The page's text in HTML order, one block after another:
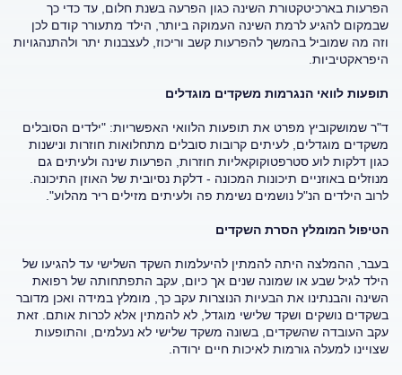
הפרעות בארכיטקטורת השינה כגון הפרעה בשנת חלום, עד כדי כך
שבמקום להגיע לרמת השינה העמוקה ביותר, הילד מתעורר קודם לכן
וזה מה שמוביל בהמשך להפרעות קשב וריכוז, לעצבנות יתר ולהתנהגויות
היפראקטיביות.
תופעות לוואי הנגרמות משקדים מוגדלים
ד"ר שמושקוביץ מפרט את תופעות הלוואי האפשריות: "ילדים הסובלים
משקדים מוגדלים, לעיתים קרובות סובלים מתחלואות חוזרות ונישנות
כגון דלקות לוע סטרפטוקוקאליות חוזרות, הפרעות שינה ולעיתים גם
מנוזלים באוזניים תיכונות המכונה - דלקת נסיובית של האוזן התיכונה.
לרוב הילדים הנ"ל נושמים נשימת פה ולעיתים מזילים ריר מהלוע".
הטיפול המומלץ הסרת השקדים
בעבר, ההמלצה היתה להמתין להיעלמות השקד השלישי עד להגיעו של
הילד לגיל שבע או שמונה שנים אך כיום, עקב התפתחותה של רפואת
השינה והבנתינו את הבעיות הנוצרות עקב כך, מומלץ במידה ואכן מדובר
בשקדים נושקים ושקד שלישי מוגדל, לא להמתין אלא לכרות אותם. זאת
עקב העובדה שהשקדים, בשונה משקד שלישי לא נעלמים, והתופעות
שצויינו למעלה גורמות לאיכות חיים ירודה.